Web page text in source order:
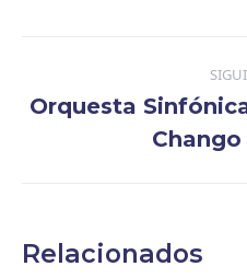
publicaciones
Orquesta
Relacionados